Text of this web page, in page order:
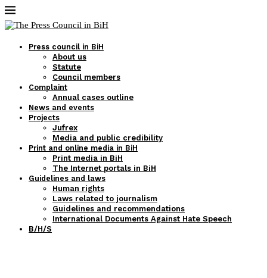
Press council in BiH
About us
Statute
Council members
Complaint
Annual cases outline
News and events
Projects
Jufrex
Media and public credibility
Print and online media in BiH
Print media in BiH
The Internet portals in BiH
Guidelines and laws
Human rights
Laws related to journalism
Guidelines and recommendations
International Documents Against Hate Speech
B/H/S